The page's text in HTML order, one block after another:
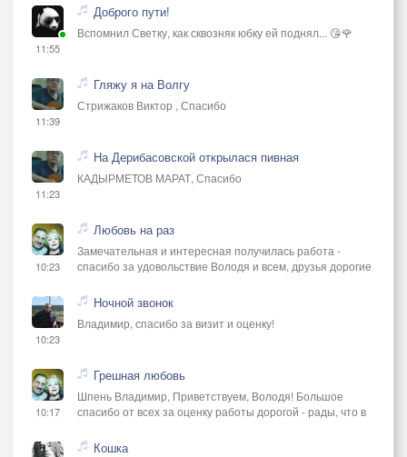
11:55
Доброго пути!
Вспомнил Светку, как сквозняк юбку ей поднял... 😘🌹
11:39
Гляжу я на Волгу
Стрижаков Виктор , Спасибо
11:23
На Дерибасовской открылася пивная
КАДЫРМЕТОВ МАРАТ, Спасибо
10:23
Любовь на раз
Замечательная и интересная получилась работа -
спасибо за удовольствие Володя и всем, друзья дорогие
10:23
Ночной звонок
Владимир, спасибо за визит и оценку!
10:17
Грешная любовь
Шпень Владимир, Приветствуем, Володя! Большое
спасибо от всех за оценку работы дорогой - рады, что в
Кошка